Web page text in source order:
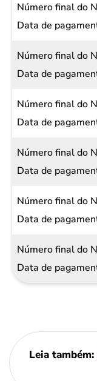
Leia também: